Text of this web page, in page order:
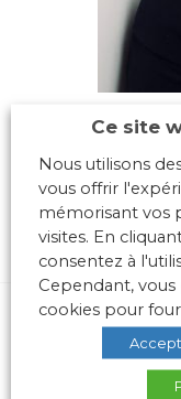
Ce site
Nous utilisons
vous offrir
mémorisant vos
visites. En
consentez à
Cependant,
cookies pour